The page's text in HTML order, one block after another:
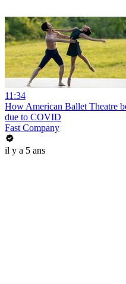
11:34
How American Ballet Theatre
due to COVID
Fast Company
il y a 5 ans